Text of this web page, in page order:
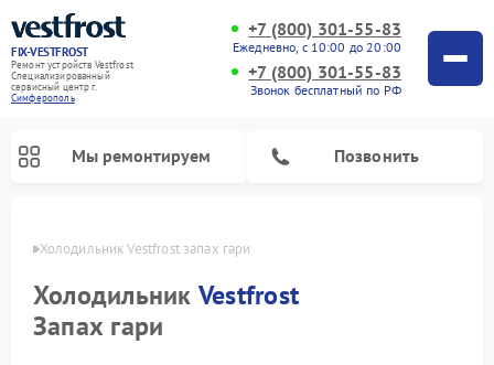
FIX-VESTFROST
Ремонт устройств Vestfrost
Специализированный
cервисный центр г.
Симферополь
+7 (800) 301-55-83
Ежедневно, с 10:00 до 20:00
+7 (800) 301-55-83
Звонок бесплатный по РФ
Мы ремонтируем Позвонить
Холодильник Vestfrost запах гари
Холодильник Vestfrost
Запах гари